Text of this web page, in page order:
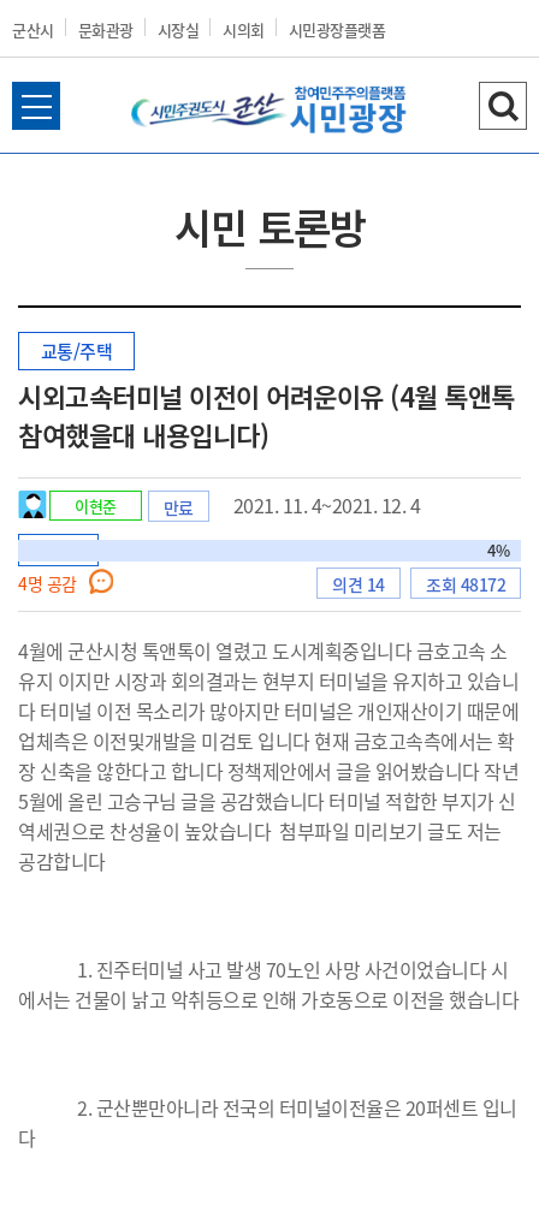
군산시 문화관광 시장실 시의회 시민광장플랫폼
군
시
홈
으
로
동
전
체
검
색
시민 토론방
교통/주택
시외고속터미널 이전이 어려운이유 (4월 톡앤톡
참여했을대 내용입니다)
이현준 만료 2021. 11. 4~2021. 12. 4
4%
4명 공감 의견 14 조회 48172
4월에 군산시청 톡앤톡이 열렸고 도시계획중입니다 금호고속 소
유지 이지만 시장과 회의결과는 현부지 터미널을 유지하고 있습니
다 터미널 이전 목소리가 많아지만 터미널은 개인재산이기 때문에
업체측은 이전및개발을 미검토 입니다 현재 금호고속측에서는 확
장 신축을 않한다고 합니다 정책제안에서 글을 읽어봤습니다 작년
5월에 올린 고승구님 글을 공감했습니다 터미널 적합한 부지가 신
역세권으로 찬성율이 높았습니다 첨부파일 미리보기 글도 저는
공감합니다
1. 진주터미널 사고 발생 70노인 사망 사건이었습니다 시
에서는 건물이 낡고 악취등으로 인해 가호동으로 이전을 했습니다
2. 군산뿐만아니라 전국의 터미널이전율은 20퍼센트 입니
다